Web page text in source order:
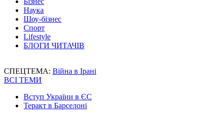
Наука
Шоу-бізнес
Спорт
Lifestyle
БЛОГИ ЧИТАЧІВ
СПЕЦТЕМА: Війна в Ірані
ВСІ ТЕМИ
Вступ України в ЄС
Теракт в Барселоні